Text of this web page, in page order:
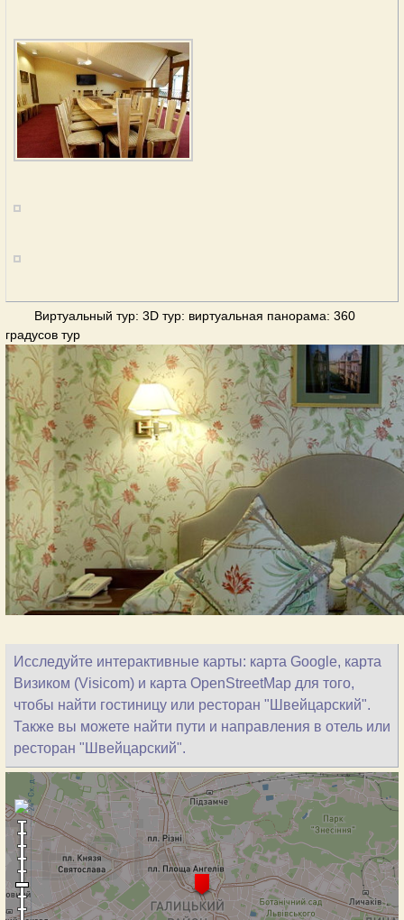
Виртуальный тур: 3D тур: виртуальная панорама: 360
градусов тур
Исследуйте интерактивные карты: карта Google, карта
Визиком (Visicom) и карта OpenStreetMap для того,
чтобы найти гостиницу или ресторан "Швейцарский".
Также вы можете найти пути и направления в отель или
ресторан "Швейцарский".